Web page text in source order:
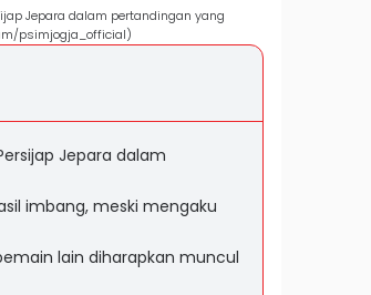
Jepara dalam pertandingan yang
psimjogja_official)
Jepara dalam
imbang, meski mengaku
lain diharapkan muncul